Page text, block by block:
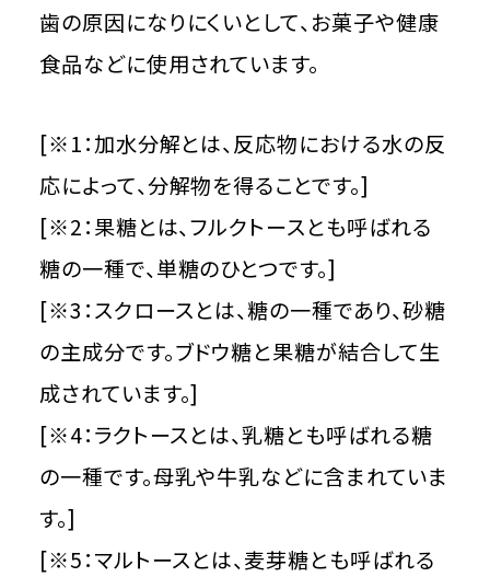
歯の原因になりにくいとして、お菓子や健康
食品などに使用されています。
[※1：加水分解とは、反応物における水の反
応によって、分解物を得ることです。]
[※2：果糖とは、フルクトースとも呼ばれる
糖の一種で、単糖のひとつです。]
[※3：スクロースとは、糖の一種であり、砂糖
の主成分です。ブドウ糖と果糖が結合して生
成されています。]
[※4：ラクトースとは、乳糖とも呼ばれる糖
の一種です。母乳や牛乳などに含まれていま
す。]
[※5：マルトースとは、麦芽糖とも呼ばれる